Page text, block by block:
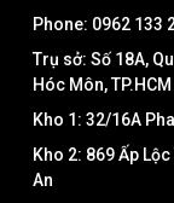
Phone: 0962 133
Trụ sở: Số 18A,
Hóc Môn,
Kho 1: 32/16A
Kho 2: 869 Ấp
An